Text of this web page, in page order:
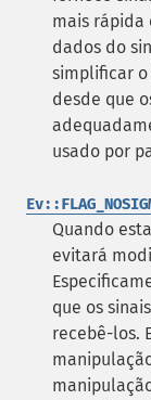
mais rápida
dados do
simplificar
desde que
usado por
Quando
evitará
que os
recebê-los.